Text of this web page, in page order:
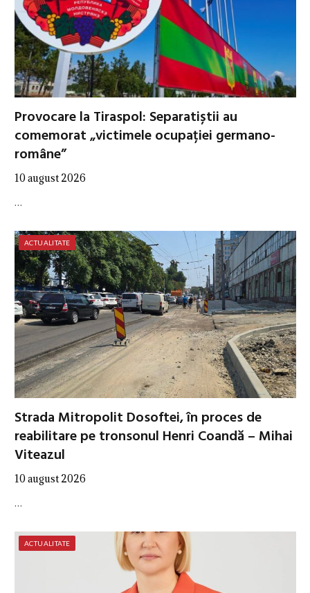
Provocare la Tiraspol: Separatiștii au
comemorat „victimele ocupației germano-
române”
10 august 2026
…
ACTUALITATE
Strada Mitropolit Dosoftei, în proces de
reabilitare pe tronsonul Henri Coandă – Mihai
Viteazul
10 august 2026
…
ACTUALITATE